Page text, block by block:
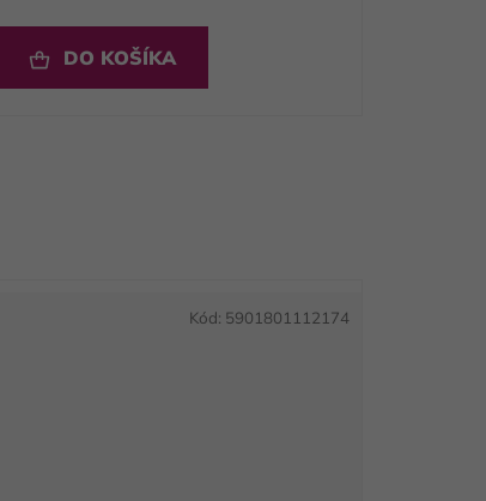
DO KOŠÍKA
Kód: 5901801112174